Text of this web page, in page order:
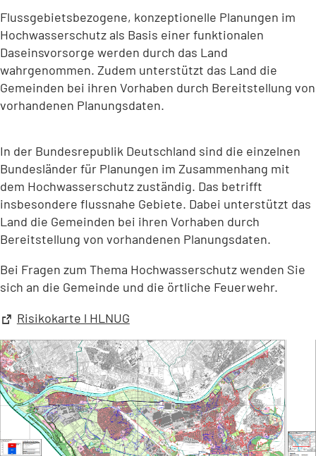
Flussgebietsbezogene, konzeptionelle Planungen im
Hochwasserschutz als Basis einer funktionalen
Daseinsvorsorge werden durch das Land
wahrgenommen. Zudem unterstützt das Land die
Gemeinden bei ihren Vorhaben durch Bereitstellung von
vorhandenen Planungsdaten.
In der Bundesrepublik Deutschland sind die einzelnen
Bundesländer für Planungen im Zusammenhang mit
dem Hochwasserschutz zuständig. Das betrifft
insbesondere flussnahe Gebiete. Dabei unterstützt das
Land die Gemeinden bei ihren Vorhaben durch
Bereitstellung von vorhandenen Planungsdaten.
Bei Fragen zum Thema Hochwasserschutz wenden Sie
sich an die Gemeinde und die örtliche Feuerwehr.
Risikokarte l HLNUG
(Öffnet
einem
neuen
Tab)